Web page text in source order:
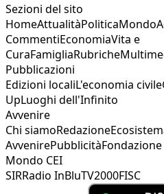
Sezioni del sito
HomeAttualitàPoliticaMondo
CommentiEconomiaVita e
CuraFamigliaRubriche
Pubblicazioni
Edizioni localiL'economia civile
UpLuoghi dell'Infinito
Avvenire
Chi siamoRedazione
AvvenirePubblicità
Mondo CEI
SIRRadio InBluTV2000FISC